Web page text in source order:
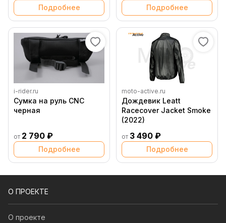
Подробнее Подробнее
i-rider.ru
Сумка на руль CNC
черная
от 2 790 ₽
Подробнее
moto-active.ru
Дождевик Leatt
Racecover Jacket Smoke
(2022)
от 3 490 ₽
Подробнее
О ПРОЕКТЕ
О проекте